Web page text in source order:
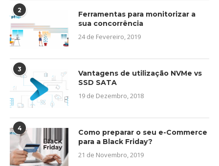
2
Ferramentas para monitorizar a
sua concorrência
24 de Fevereiro, 2019
3
Vantagens de utilização NVMe vs
SSD SATA
19 de Dezembro, 2018
4
Como preparar o seu e-Commerce
para a Black Friday?
21 de Novembro, 2019